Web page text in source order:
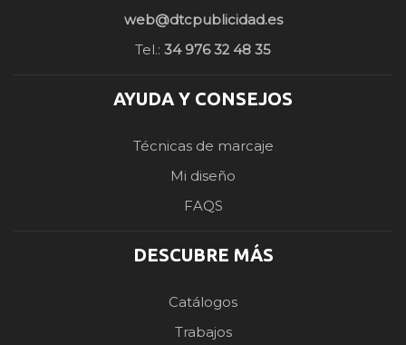
web@dtcpublicidad.es
Tel.: 34 976 32 48 35
AYUDA Y CONSEJOS
Técnicas de marcaje
Mi diseño
FAQS
DESCUBRE MÁS
Catálogos
Trabajos